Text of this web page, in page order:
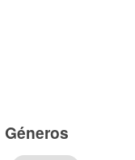
Géneros